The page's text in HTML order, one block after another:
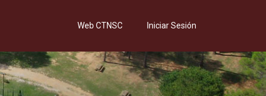
Web CTNSC Iniciar Sesión